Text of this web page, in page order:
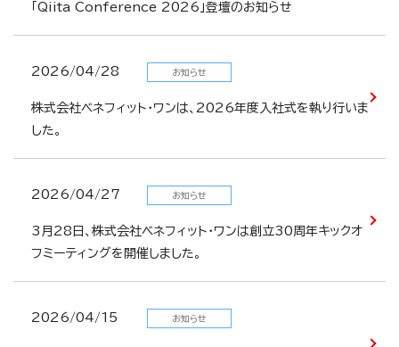
「Qiita Conference 2026」登壇のお知らせ
2026/04/28 お知らせ
株式会社ベネフィット・ワンは、2026年度入社式を執り行いま
した。
2026/04/27 お知らせ
3月28日、株式会社ベネフィット・ワンは創立30周年キックオ
フミーティングを開催しました。
2026/04/15 お知らせ